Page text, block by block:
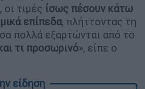
τιμές ίσως πέσουν κάτω
επίπεδα, πλήττοντας τη
πολλά εξαρτώνται από το
τι προσωρινό», είπε ο